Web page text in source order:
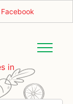
Facebook
in